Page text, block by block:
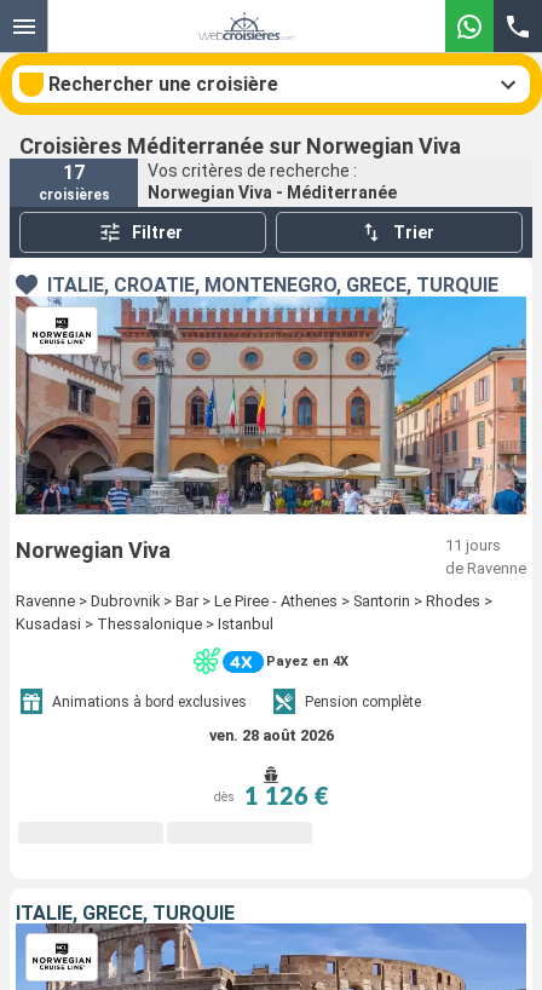
Rechercher une croisière
Nos destinations
Ports Compagnies
Rechercher
Croisières Méditerranée sur Norwegian Viva
17
croisières
Vos critères de recherche :
Norwegian Viva - Méditerranée
Filtrer Trier
ITALIE, CROATIE, MONTÉNÉGRO, GRÈCE, TURQUIE
Norwegian Viva
11 jours
de Ravenne
Ravenne > Dubrovnik > Bar > Le Piree - Athenes > Santorin > Rhodes >
Kusadasi > Thessalonique > Istanbul
Payez en 4X
Animations à bord exclusives Pension complète
ven. 28 août 2026
dès 1 126 €
ITALIE, GRÈCE, TURQUIE